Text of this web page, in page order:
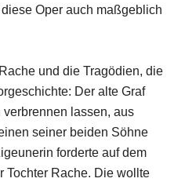
Oper auch maßgeblich
und die Tragödien, die
Der alte Graf
lassen, aus
seiner beiden Söhne
forderte auf dem
Tochter Rache. Die wollte